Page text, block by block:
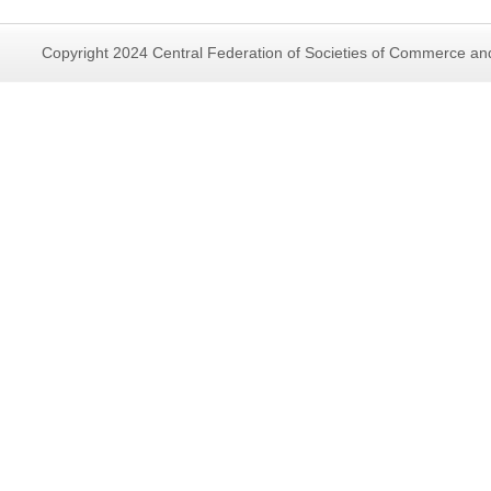
Copyright 2024 Central Federation of Societies of Commerce